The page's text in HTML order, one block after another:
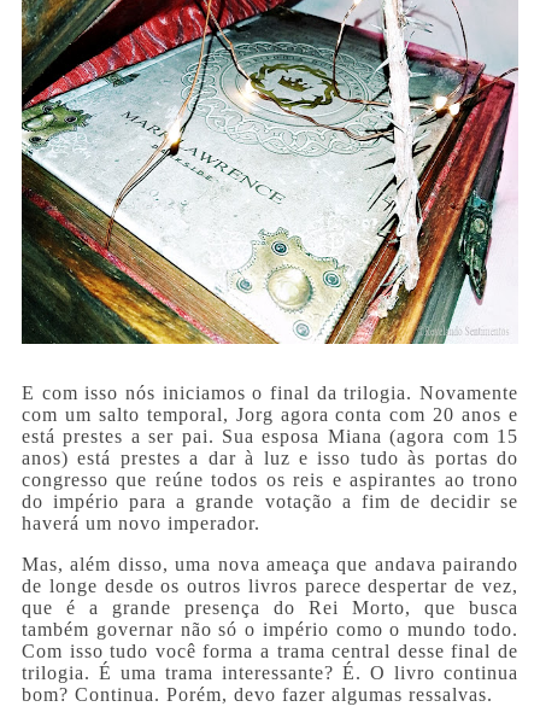
E com isso nós iniciamos o final da trilogia. Novamente
com um salto temporal, Jorg agora conta com 20 anos e
está prestes a ser pai. Sua esposa Miana (agora com 15
anos) está prestes a dar à luz e isso tudo às portas do
congresso que reúne todos os reis e aspirantes ao trono
do império para a grande votação a fim de decidir se
haverá um novo imperador.
Mas, além disso, uma nova ameaça que andava pairando
de longe desde os outros livros parece despertar de vez,
que é a grande presença do Rei Morto, que busca
também governar não só o império como o mundo todo.
Com isso tudo você forma a trama central desse final de
trilogia. É uma trama interessante? É. O livro continua
bom? Continua. Porém, devo fazer algumas ressalvas.